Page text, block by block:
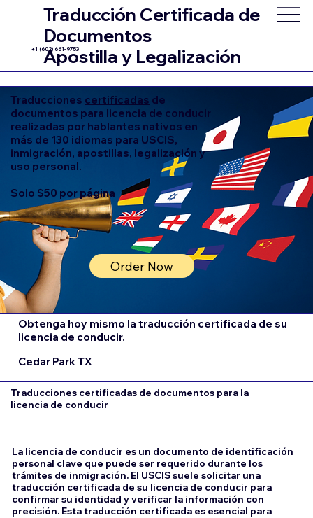
Traducción Certificada de
Documentos
Apostilla y Legalización
+1 (602) 661-9753
Traducciones certificadas de
documentos para licencia de conducir
realizadas por hablantes nativos en
más de 130 idiomas para USCIS,
inmigración, apostillas, legalización y
uso personal.
Solo $50 por página
Order Now
Obtenga hoy mismo la traducción certificada de su
licencia de conducir.
Cedar Park TX
Traducciones certificadas de documentos para la
licencia de conducir
La licencia de conducir es un documento de identificación
personal clave que puede ser requerido durante los
trámites de inmigración. El USCIS suele solicitar una
traducción certificada de su licencia de conducir para
confirmar su identidad y verificar la información con
precisión. Esta traducción certificada es esencial para